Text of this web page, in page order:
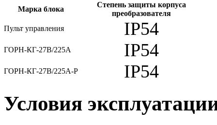
Марка блока
Степень защиты корпуса
преобразователя
Пульт управления
IP54
ГОРН-КГ-27В/225А IP54
ГОРН-КГ-27В/225А-Р IP54
Условия